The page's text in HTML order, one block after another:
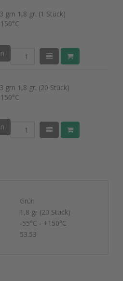
grn 1,8 gr. (1 Stück)
grn 1,8 gr. (20 Stück)
Grün
1,8 gr (20 Stück)
-55°C - +150°C
53.53